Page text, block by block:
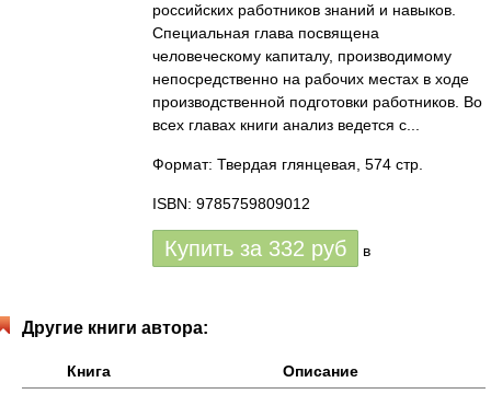
российских работников знаний и навыков.
Специальная глава посвящена
человеческому капиталу, производимому
непосредственно на рабочих местах в ходе
производственной подготовки работников. Во
всех главах книги анализ ведется с...
Формат: Твердая глянцевая, 574 стр.
ISBN: 9785759809012
Купить за 332 руб в
Другие книги автора:
Книга
Описание